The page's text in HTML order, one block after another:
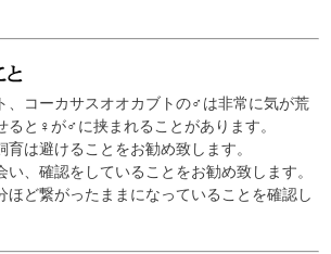
、コーカサスオオカブトの♂は非常に気が荒
ると♀が♂に挟まれることがあります。
は避けることをお勧め致します。
い、確認をしていることをお勧め致します。
ほど繋がったままになっていることを確認し